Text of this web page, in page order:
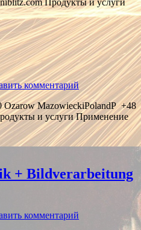
комментарий
Ozarow MazowieckiPolandP +48
и услуги Применение
+ Bildverarbeitung
комментарий